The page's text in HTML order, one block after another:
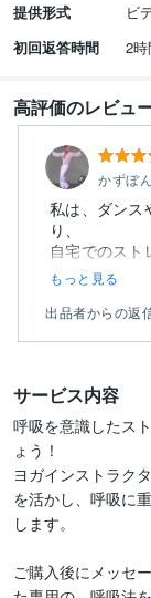
提供形式
ビ
初回返答時間
2時
高評価のレビュ
かずぼ
私は、ダンス
り、
自宅でのス
Shiori様のレッ
もっと見る
出品者からの返
サービス内容
呼吸を意識したス
ょう！
ヨガインストラク
を活かし、呼吸に
します。
ご購入後にメッセ